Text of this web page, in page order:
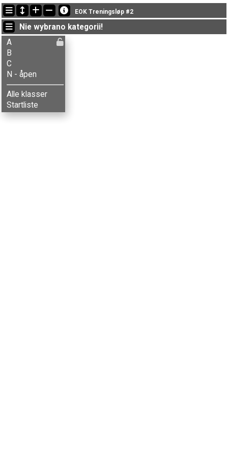
Ostatnie aktualizacje
18:43:08: Sylvia Andersen (C) ukończył/a z czasem 25:06 (1)
18:36:27: Ottar Evensen (C) ukończył/a z czasem 43:19 (6)
18:16:08: Aksel T. Fingarsen (A) ukończył/a z czasem 25:55 (1)
EOK Treningsløp #2
Nie wybrano kategorii!
A
B
C
N - åpen
Alle klasser
Startliste